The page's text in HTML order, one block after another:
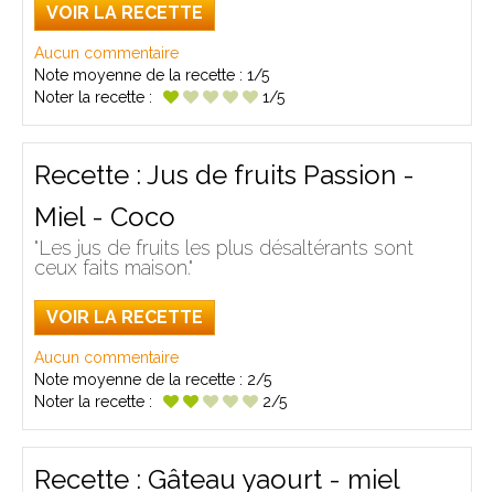
VOIR LA RECETTE
Aucun commentaire
Note moyenne de la recette : 1/5
Noter la recette :
1/5
Recette : Jus de fruits Passion -
Miel - Coco
"Les jus de fruits les plus désaltérants sont
ceux faits maison."
VOIR LA RECETTE
Aucun commentaire
Note moyenne de la recette : 2/5
Noter la recette :
2/5
Recette : Gâteau yaourt - miel